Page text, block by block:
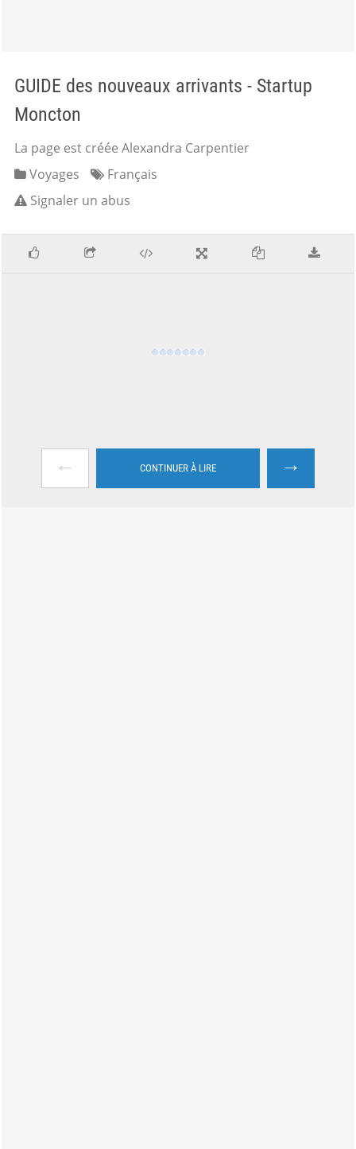
GUIDE des nouveaux arrivants - Startup
Moncton
La page est créée Alexandra Carpentier
Voyages
Français
Signaler un abus
← CONTINUER À LIRE →